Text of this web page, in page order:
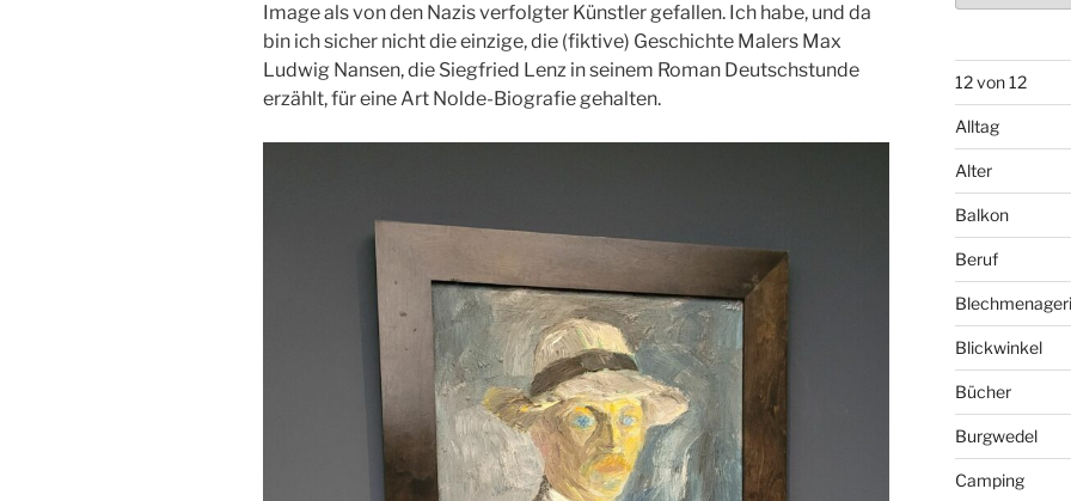
Image als von den Nazis verfolgter Künstler gefallen. Ich habe, und da
bin ich sicher nicht die einzige, die (fiktive) Geschichte Malers Max
Ludwig Nansen, die Siegfried Lenz in seinem Roman Deutschstunde
erzählt, für eine Art Nolde-Biografie gehalten.
12 von 12
Alltag
Alter
Balkon
Beruf
Blickwinkel
Bücher
Burgwedel
Camping